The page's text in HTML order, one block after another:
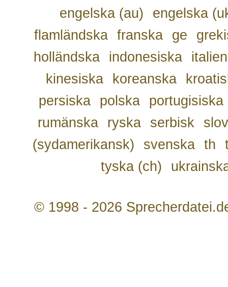
engelska (au)
engelska
flamländska franska ge
holländska
indonesiska
kinesiska
koreanska
persiska
polska
portugisiska
rumänska
ryska serbisk
(sydamerikansk)
svenska th
tyska (ch)
© 1998 - 2026